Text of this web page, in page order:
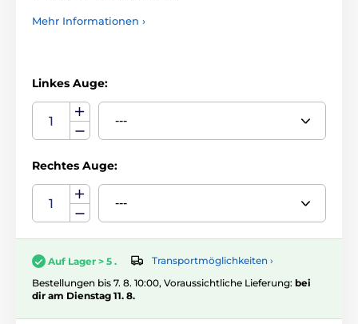
Mehr Informationen ›
Linkes Auge:
Rechtes Auge:
Auf Lager > 5 .
Transportmöglichkeiten ›
Bestellungen bis 7. 8. 10:00, Voraussichtliche Lieferung: bei
dir am Dienstag 11. 8.